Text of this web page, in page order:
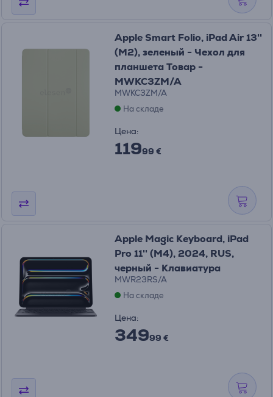
Apple Smart Folio, iPad Air 13''
(M2), зеленый - Чехол для
планшета Товар -
MWKC3ZM/A
MWKC3ZM/A
На складе
Цена:
11999 €
Apple Magic Keyboard, iPad
Pro 11'' (M4), 2024, RUS,
черный - Клавиатура
MWR23RS/A
На складе
Цена:
34999 €